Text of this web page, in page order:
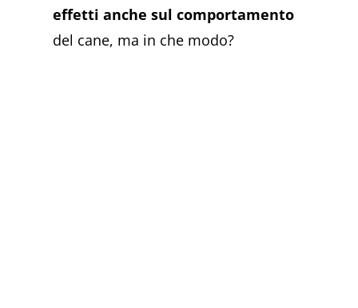
effetti anche sul comportamento
del cane, ma in che modo?